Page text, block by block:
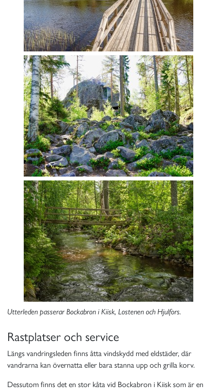
Utterleden passerar Bockabron i Kiisk, Lostenen och Hjulfors.
Rastplatser och service
Längs vandringsleden finns åtta vindskydd med eldstäder, där
vandrarna kan övernatta eller bara stanna upp och grilla korv.
Dessutom finns det en stor kåta vid Bockabron i Kiisk som är en